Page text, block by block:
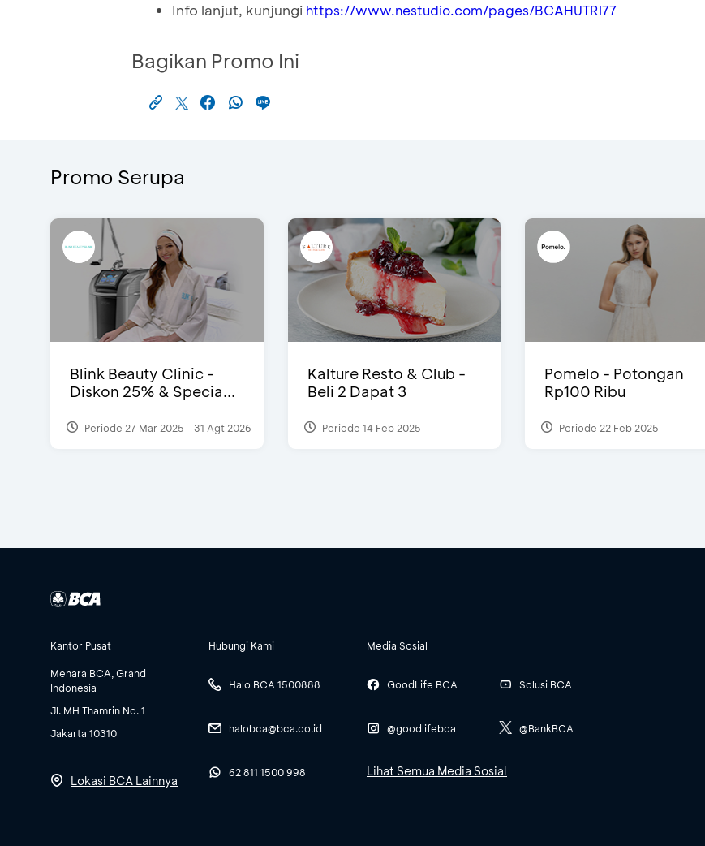
Info lanjut, kunjungi https://www.nestudio.com/pages/BCAHUTRI77
Bagikan Promo Ini
Promo Serupa
Blink Beauty Clinic -
Diskon 25% & Specia...
Periode 27 Mar 2025 - 31 Agt 2026
Kalture Resto & Club -
Beli 2 Dapat 3
Periode 14 Feb 2025
Pomelo - Potongan
Rp100 Ribu
Periode 22 Feb 2025
Kantor Pusat
Menara BCA, Grand
Indonesia
Jl. MH Thamrin No. 1
Jakarta 10310
Lokasi BCA Lainnya
Hubungi Kami
Halo BCA 1500888
halobca@bca.co.id
62 811 1500 998
Media Sosial
GoodLife BCA
@goodlifebca
Solusi BCA
@BankBCA
Lihat Semua Media Sosial